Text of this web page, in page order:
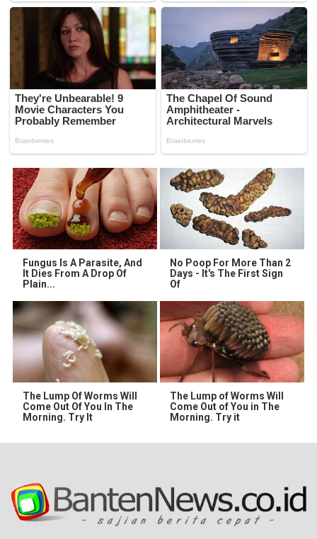
Fungus Is A Parasite, And
It Dies From A Drop Of
Plain...
No Poop For More Than 2
Days - It's The First Sign
Of
The Lump Of Worms Will
Come Out Of You In The
Morning. Try It
The Lump of Worms Will
Come Out of You in The
Morning. Try it